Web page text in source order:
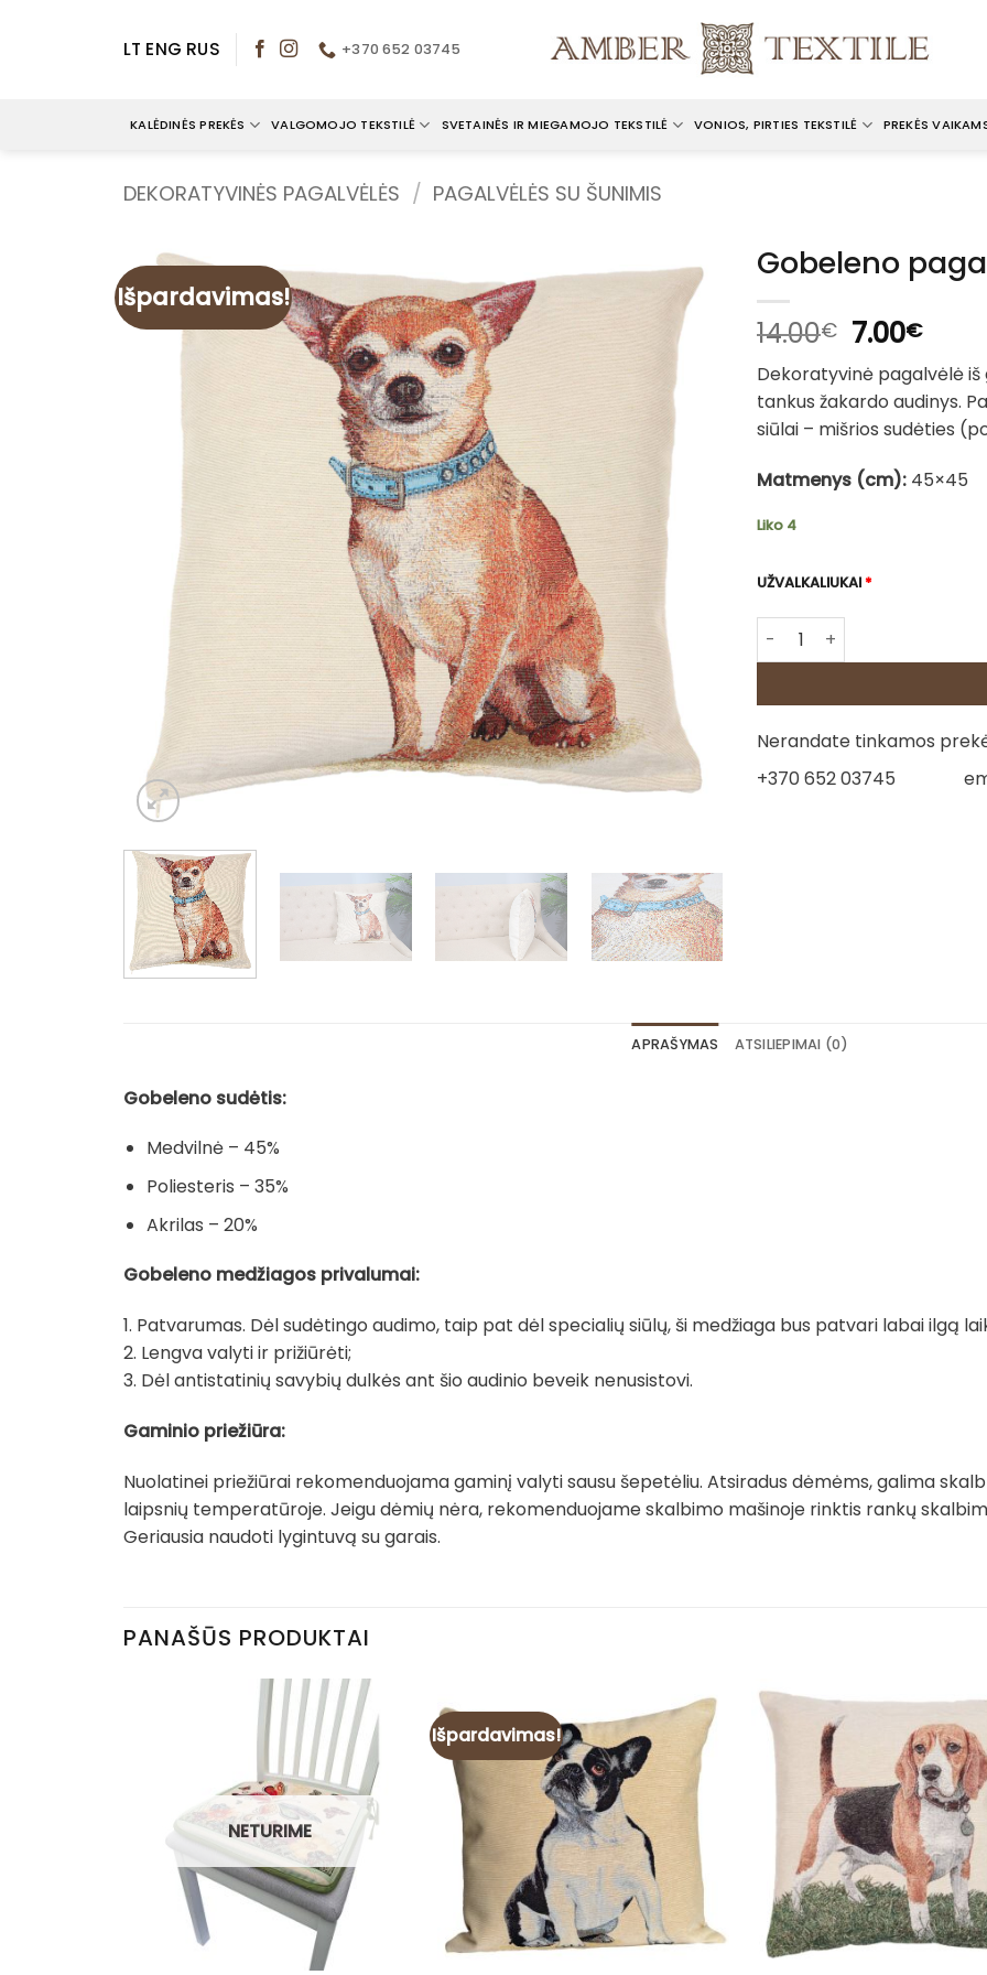
LT ENG RUS +370 652 03745
KALĖDINĖS PREKĖS VALGOMOJO TEKSTILĖ SVETAINĖS IR MIEGAMOJO TEKSTILĖ VONIOS, PIRTIES TEKSTILĖ PREKĖS
DEKORATYVINĖS PAGALVĖLĖS / PAGALVĖLĖS SU ŠUNIMIS
Išpardavimas!
Gobeleno
14.00€ Original
price
was:
14.00€.
7.00€
price
is:
Dekoratyvinė pagalvėlė
tankus žakardo audinys.
siūlai – mišrios sudėties
Matmenys (cm): 45×45
Liko 4
UŽVALKALIUKAI*
produkto kiekis: Gobeleno
Nerandate tinkamos
+370 652 03745
APRAŠYMAS ATSILIEPIMAI (0)
Gobeleno sudėtis:
Medvilnė – 45%
Poliesteris – 35%
Akrilas – 20%
Gobeleno medžiagos privalumai:
1. Patvarumas. Dėl sudėtingo audimo, taip pat dėl specialių siūlų, ši medžiaga bus patvari labai ilgą
2. Lengva valyti ir prižiūrėti;
3. Dėl antistatinių savybių dulkės ant šio audinio beveik nenusistovi.
Gaminio priežiūra:
Nuolatinei priežiūrai rekomenduojama gaminį valyti sausu šepetėliu. Atsiradus dėmėms, galima
laipsnių temperatūroje. Jeigu dėmių nėra, rekomenduojame skalbimo mašinoje rinktis rankų
Geriausia naudoti lygintuvą su garais.
PANAŠŪS PRODUKTAI
NETURIME
Išpardavimas!